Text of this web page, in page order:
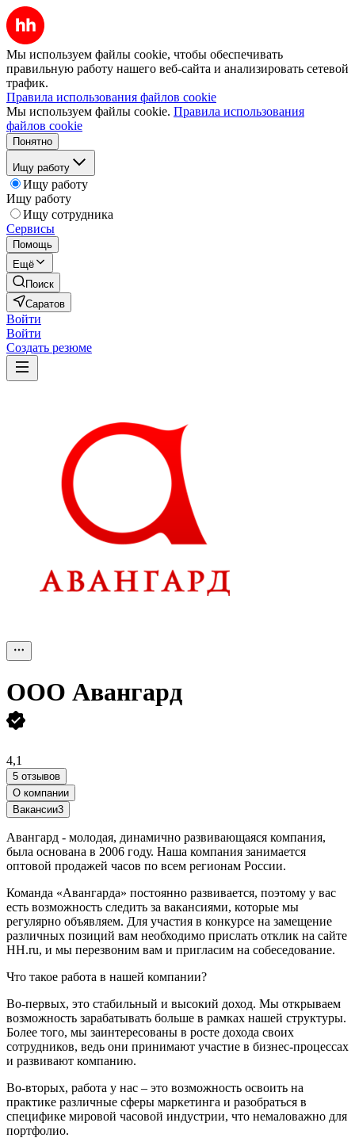
Мы используем файлы cookie, чтобы обеспечивать
правильную работу нашего веб-сайта и анализировать сетевой
трафик.
Правила использования файлов cookie
Мы используем файлы cookie. Правила использования
файлов cookie
Понятно
Ищу работу
Ищу работу
Ищу работу
Ищу сотрудника
Сервисы
Помощь
Ещё
Поиск
Саратов
Войти
Войти
Создать резюме
ООО Авангард
4,1
5 отзывов
О компании
Вакансии3
Авангард - молодая, динамично развивающаяся компания,
была основана в 2006 году. Наша компания занимается
оптовой продажей часов по всем регионам России.
Команда «Авангарда» постоянно развивается, поэтому у вас
есть возможность следить за вакансиями, которые мы
регулярно объявляем. Для участия в конкурсе на замещение
различных позиций вам необходимо прислать отклик на сайте
HH.ru, и мы перезвоним вам и пригласим на собеседование.
Что такое работа в нашей компании?
Во-первых, это стабильный и высокий доход. Мы открываем
возможность зарабатывать больше в рамках нашей структуры.
Более того, мы заинтересованы в росте дохода своих
сотрудников, ведь они принимают участие в бизнес-процессах
и развивают компанию.
Во-вторых, работа у нас – это возможность освоить на
практике различные сферы маркетинга и разобраться в
специфике мировой часовой индустрии, что немаловажно для
портфолио.